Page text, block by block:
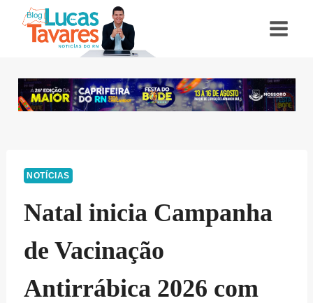
NOTÍCIAS
Natal inicia Campanha
de Vacinação
Antirrábica 2026 com